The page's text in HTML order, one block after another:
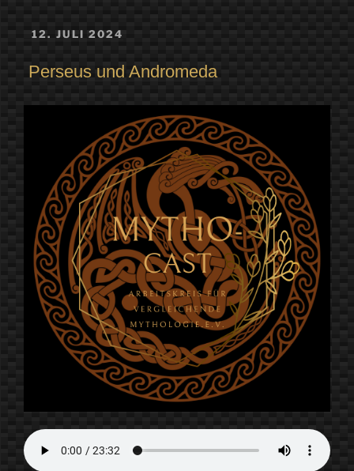
VERÖFFENTLICHT
12. JULI 2024
Perseus und Andromeda